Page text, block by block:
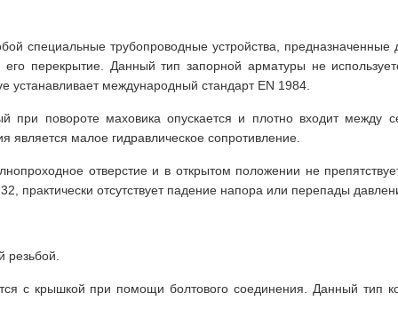
специальные трубопроводные устройства,
перекрытие. Данный тип запорной арматуры не
международный стандарт EN 1984.
при повороте маховика опускается и плотно входит между
малое гидравлическое сопротивление.
отверстие и в открытом положении не
практически отсутствует падение напора или перепады
с крышкой при помощи болтового соединения. Данный тип